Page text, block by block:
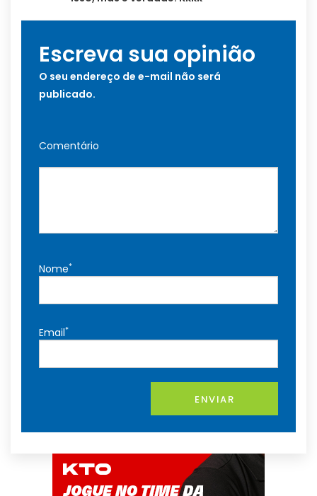
Escreva sua opinião
O seu endereço de e-mail não será
publicado.
Comentário
Nome*
Email*
ENVIAR